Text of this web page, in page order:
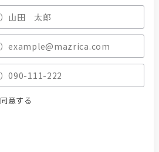
同意する